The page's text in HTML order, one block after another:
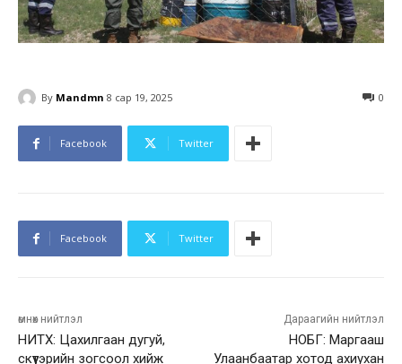
By Mandmn 8 сар 19, 2025 0
Facebook Twitter
Facebook Twitter
өмнөх нийтлэл
НИТХ: Цахилгаан дугуй,
скүүтэрийн зогсоол хийж
Дараагийн нийтлэл
НОБГ: Маргааш
Улаанбаатар хотод ахиухан